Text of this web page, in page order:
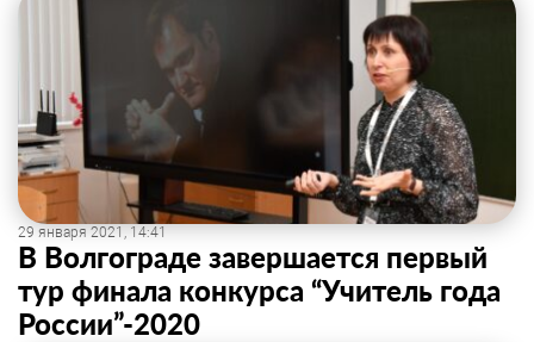
29 января 2021, 14:41
В Волгограде завершается первый
тур финала конкурса “Учитель года
России”-2020